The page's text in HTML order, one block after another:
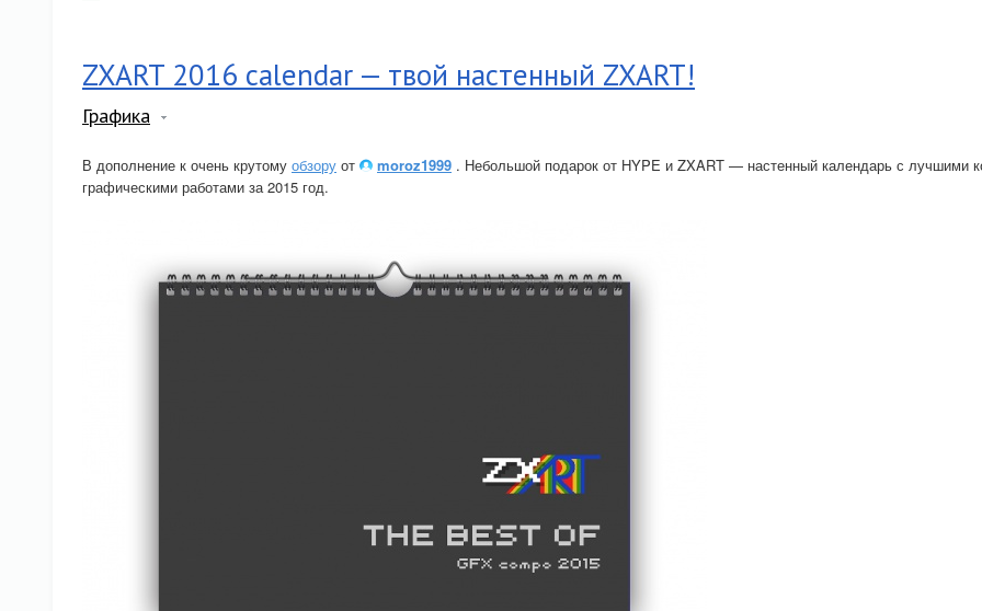
ZXART 2016 calendar — твой настенный ZXART!
Графика
В дополнение к очень крутому обзору от moroz1999 . Небольшой подарок от HYPE и ZXART — настенный календарь с лучшими
графическими работами за 2015 год.